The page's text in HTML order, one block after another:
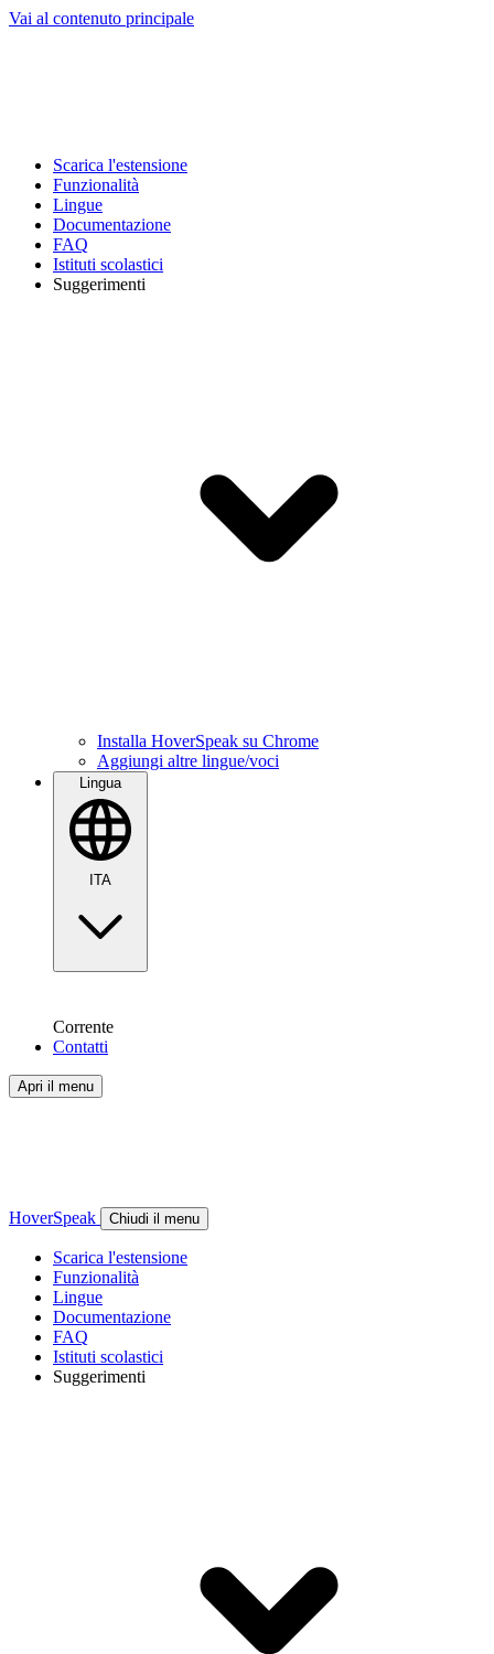
Vai al contenuto principale
Scarica l'estensione
Funzionalità
Lingue
Documentazione
FAQ
Istituti scolastici
Suggerimenti
Installa HoverSpeak su Chrome
Aggiungi altre lingue/voci
Lingua
ITA
Corrente
Contatti
Apri il menu
HoverSpeak Chiudi il menu
Scarica l'estensione
Funzionalità
Lingue
Documentazione
FAQ
Istituti scolastici
Suggerimenti